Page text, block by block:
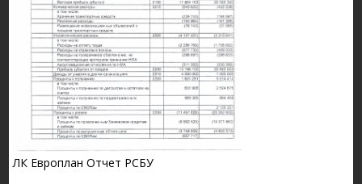
ЛК Европлан Отчет РСБУ